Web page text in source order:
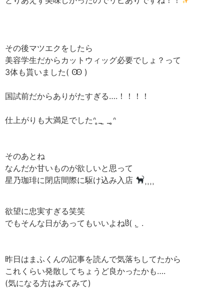
その後マツエクをしたら
美容学生だからカットウィッグ必要でしょ？って
3体も貰いました( Ꙭ )
国試前だからありがたすぎる….！！！！
仕上がりも大満足でしたᐢ ̥_ ̫ _ ̥ᐢ
そのあとね
なんだか甘いものが欲しいと思って
星乃珈琲に閉店間際に駆け込み入店‪
欲望に忠実すぎる笑笑
でもそんな日があってもいいよねჱ̒( . ̫ .
昨日はまふくんの記事を読んで気落ちしてたから
これくらい発散してちょうど良かったかも….
(気になる方はみてみて)